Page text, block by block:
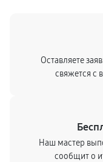
Оставляете
свяжется с
Наш мастер
сообщит о